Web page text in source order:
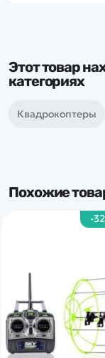
Этот товар
категориях
Квадрокоптеры
Похожие
-